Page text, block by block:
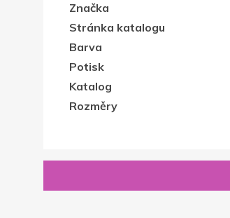
Značka
Stránka katalogu
Barva
Potisk
Katalog
Rozměry